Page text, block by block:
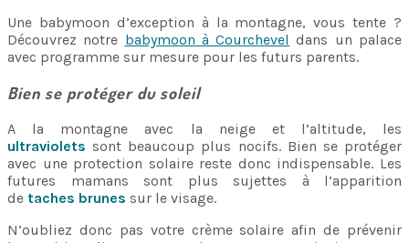
Une babymoon d’exception à la montagne, vous tente ?
Découvrez notre babymoon à Courchevel dans un palace
avec programme sur mesure pour les futurs parents.
Bien se protéger du soleil
A la montagne avec la neige et l’altitude, les
ultraviolets sont beaucoup plus nocifs. Bien se protéger
avec une protection solaire reste donc indispensable. Les
futures mamans sont plus sujettes à l’apparition
de taches brunes sur le visage.
N’oubliez donc pas votre crème solaire afin de prévenir